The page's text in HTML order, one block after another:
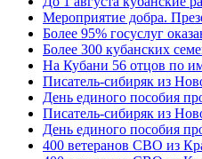
Мероприятие добра.
Более 95% госуслуг
Более 300 кубанских
На Кубани 56 отцов по
Писатель-сибиряк из
День единого пособия
Писатель-сибиряк из
День единого пособия
400 ветеранов СВО из